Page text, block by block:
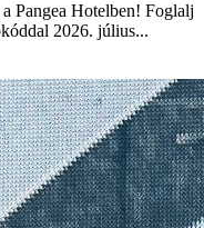
Pangea Hotelben! Foglalj
2026. július...